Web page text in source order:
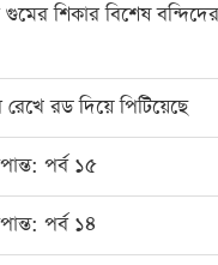
গুমের শিকার বিশেষ
রড দিয়ে পিটিয়েছে
পর্ব ১৫
পর্ব ১৪